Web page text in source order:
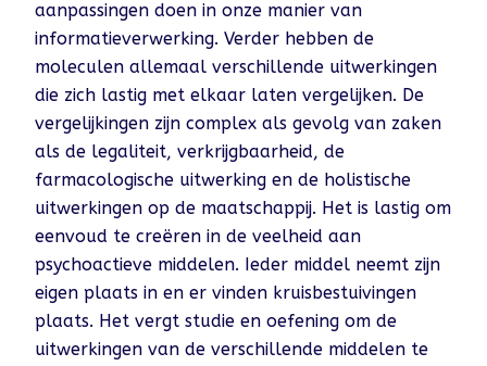
aanpassingen doen in onze manier van
informatieverwerking. Verder hebben de
moleculen allemaal verschillende uitwerkingen
die zich lastig met elkaar laten vergelijken. De
vergelijkingen zijn complex als gevolg van zaken
als de legaliteit, verkrijgbaarheid, de
farmacologische uitwerking en de holistische
uitwerkingen op de maatschappij. Het is lastig om
eenvoud te creëren in de veelheid aan
psychoactieve middelen. Ieder middel neemt zijn
eigen plaats in en er vinden kruisbestuivingen
plaats. Het vergt studie en oefening om de
uitwerkingen van de verschillende middelen te